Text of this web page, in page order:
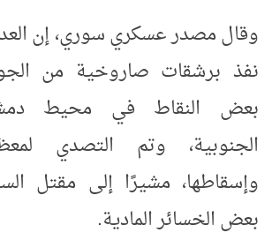
وقال مصدر عسكري سوري، إن
نفذ برشقات صاروخية من
بعض النقاط في محيط
الجنوبية، وتم التصدي
وإسقاطها، مشيرًا إلى مقتل
بعض الخسائر المادية.